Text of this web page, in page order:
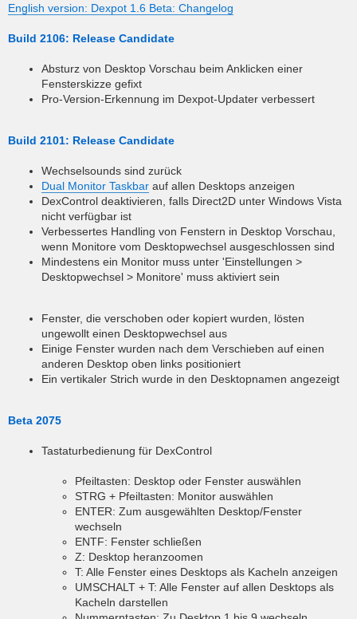
English version: Dexpot 1.6 Beta: Changelog
Build 2106: Release Candidate
Absturz von Desktop Vorschau beim Anklicken einer
Fensterskizze gefixt
Pro-Version-Erkennung im Dexpot-Updater verbessert
Build 2101: Release Candidate
Wechselsounds sind zurück
Dual Monitor Taskbar auf allen Desktops anzeigen
DexControl deaktivieren, falls Direct2D unter Windows Vista
nicht verfügbar ist
Verbessertes Handling von Fenstern in Desktop Vorschau,
wenn Monitore vom Desktopwechsel ausgeschlossen sind
Mindestens ein Monitor muss unter 'Einstellungen >
Desktopwechsel > Monitore' muss aktiviert sein
Fenster, die verschoben oder kopiert wurden, lösten
ungewollt einen Desktopwechsel aus
Einige Fenster wurden nach dem Verschieben auf einen
anderen Desktop oben links positioniert
Ein vertikaler Strich wurde in den Desktopnamen angezeigt
Beta 2075
Tastaturbedienung für DexControl
Pfeiltasten: Desktop oder Fenster auswählen
STRG + Pfeiltasten: Monitor auswählen
ENTER: Zum ausgewählten Desktop/Fenster
wechseln
ENTF: Fenster schließen
Z: Desktop heranzoomen
T: Alle Fenster eines Desktops als Kacheln anzeigen
UMSCHALT + T: Alle Fenster auf allen Desktops als
Kacheln darstellen